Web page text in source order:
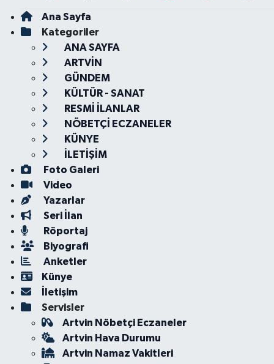
Ana Sayfa
Kategoriler
ANA SAYFA
ARTVİN
GÜNDEM
KÜLTÜR - SANAT
RESMİ İLANLAR
NÖBETÇİ ECZANELER
KÜNYE
İLETİŞİM
Foto Galeri
Video
Yazarlar
Seri İlan
Röportaj
Biyografi
Anketler
Künye
İletişim
Servisler
Artvin Nöbetçi Eczaneler
Artvin Hava Durumu
Artvin Namaz Vakitleri